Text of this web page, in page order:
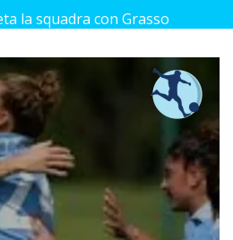
la squadra con Grasso
ecco le 11 rivali della Lazio
Fiorini: nostalgia!
del girone di andata
ecco le sfide dell'andata
con il vizio del gol